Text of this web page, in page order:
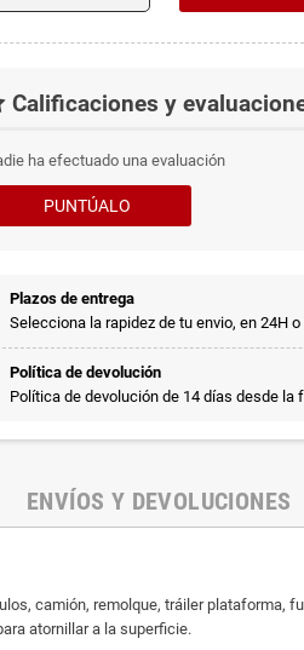
Calificaciones y
ha efectuado una evaluación
PUNTÚALO
Plazos de entrega
Selecciona la rapidez de tu envio, en 24H o
Política de devolución
Política de devolución de 14 días desde
ENVÍOS Y DEVOLUCIONES
camión, remolque, tráiler plataforma,
atornillar a la superficie.